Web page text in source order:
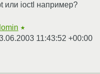
или ioctl например?
★
11:43:52 +00:00